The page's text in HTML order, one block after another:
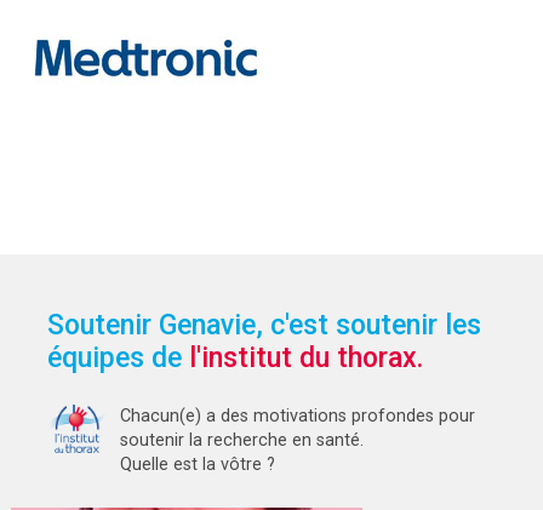
Soutenir Genavie, c'est soutenir les
équipes de l'institut du thorax.
Chacun(e) a des motivations profondes pour
soutenir la recherche en santé.
Quelle est la vôtre ?